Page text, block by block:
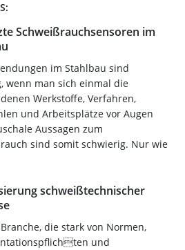
Schweißrauchsensoren im
im Stahlbau sind
wenn man sich einmal die
Werkstoffe, Verfahren,
und Arbeitsplätze vor Augen
Aussagen zum
sind somit schwierig. Nur wie
schweißtechnischer
die stark von Normen,
und